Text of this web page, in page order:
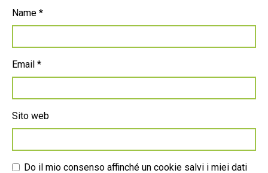
Name *
Email *
Sito web
Do il mio consenso affinché un cookie salvi i miei dati